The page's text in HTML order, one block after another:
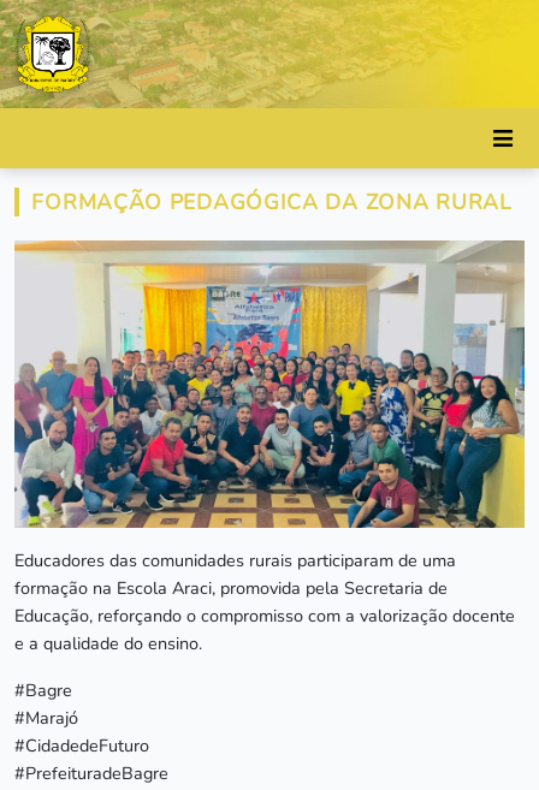
FORMAÇÃO PEDAGÓGICA DA ZONA RURAL
Educadores das comunidades rurais participaram de uma
formação na Escola Araci, promovida pela Secretaria de
Educação, reforçando o compromisso com a valorização docente
e a qualidade do ensino.
#Bagre
#Marajó
#CidadedeFuturo
#PrefeituradeBagre